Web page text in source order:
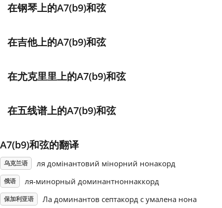
Русский
在钢琴上的A7(b9)和弦
在吉他上的A7(b9)和弦
在尤克里里上的A7(b9)和弦
在五线谱上的A7(b9)和弦
A7(b9)和弦的翻译
乌克兰语 ля домінантовий мінорний нонакорд
俄语 ля-минорный доминантноннаккорд
保加利亚语 Ла доминантов септакорд с умалена нона